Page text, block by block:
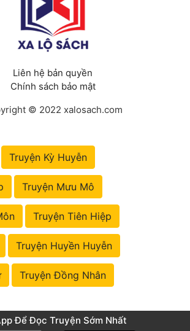
Liên hệ bản quyền
Chính sách bảo mật
© 2022 xalosach.com
Truyện Kỳ Huyễn
Truyện Mưu Mô
Truyện Tiên Hiệp
Truyện Huyền Huyễn
Truyện Đồng Nhân
Để Đọc Truyện Sớm Nhất